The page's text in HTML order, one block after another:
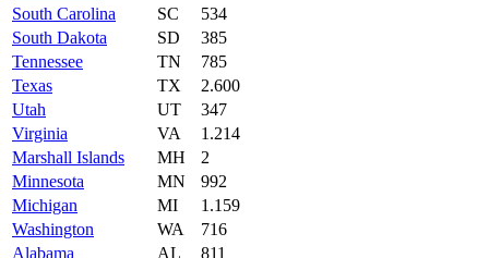
South Carolina
SC
534
South Dakota
SD
385
Tennessee
TN
785
Texas
TX
2.600
Utah
UT
347
Virginia
VA
1.214
Marshall Islands
MH
2
Minnesota
MN
992
Michigan
MI
1.159
Washington
WA
716
Alabama
AL 811